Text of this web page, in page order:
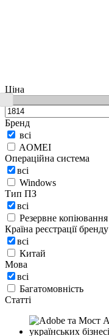
Ціна
Бренд
всі
AOMEI
Операційна система
всі
Windows
Тип ПЗ
всі
Резервне копіювання
Країна реєстрації бренду
всі
Китай
Мова
всі
Багатомовність
Статті